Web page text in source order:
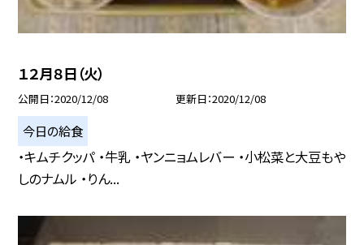
１２月８日（火）
公開日 2020/12/08 更新日 2020/12/08
今日の給食
・キムチクッパ ・牛乳 ・ヤンニョムレバー ・小松菜と大豆もや
しのナムル ・りん...